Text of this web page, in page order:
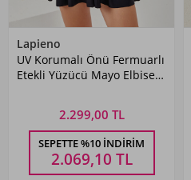
Lapieno
UV Korumalı Önü Fermuarlı
Etekli Yüzücü Mayo Elbise
2.299,00 TL
SEPETTE %10 İNDIRIM
2.069,10 TL